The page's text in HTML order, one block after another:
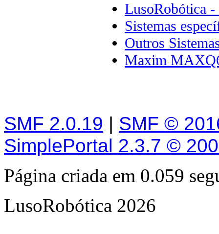
LusoRobótica -
Sistemas
Outros
Maxim
SMF 2.0.19 | SMF ©
SimplePortal 2.3.7 ©
Página criada em 0.059
LusoRobótica 2026